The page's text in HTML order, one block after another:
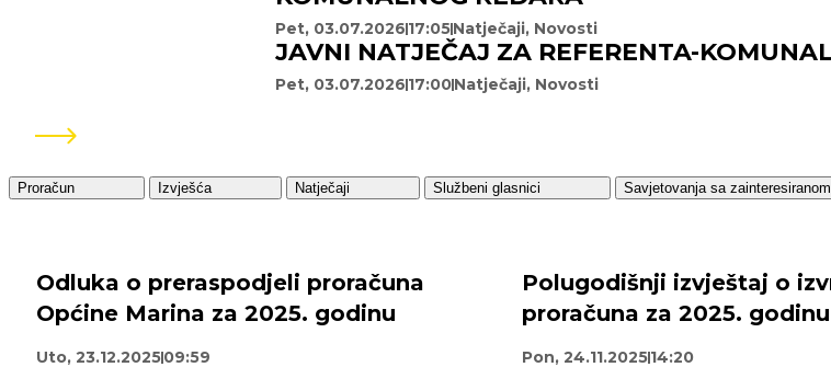
Pet, 03.07.2026 17:05Natječaji, Novosti
JAVNI NATJEČAJ ZA REFERENTA-
Pet, 03.07.2026 17:00Natječaji, Novosti
Pogledaj sve
Proračun Izvješća Natječaji Službeni glasnici
Odluka o preraspodjeli proračuna
Općine Marina za 2025. godinu
Uto, 23.12.202509:59
Polugodišnji izvještaj o
proračuna za 2025. godinu
Pon, 24.11.202514:20